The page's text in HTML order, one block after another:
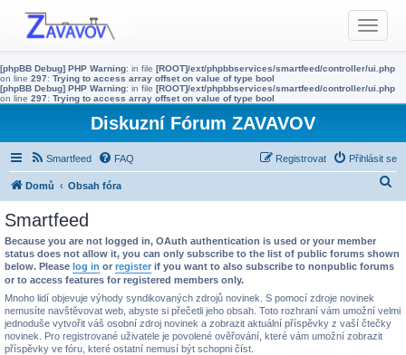
[phpBB Debug] PHP Warning: in file [ROOT]/ext/phpbbservices/smartfeed/controller/ui.php
on line 297: Trying to access array offset on value of type bool
[phpBB Debug] PHP Warning: in file [ROOT]/ext/phpbbservices/smartfeed/controller/ui.php
on line 297: Trying to access array offset on value of type bool
T
o
g
g
l
a
v
t
i
n
Diskuzní Fórum ZAVAVOV
Smartfeed FAQ Přihlásit se
Registrovat
Domů Obsah fóra
d
a
Smartfeed
Because you are not logged in, OAuth authentication is used or your member
status does not allow it, you can only subscribe to the list of public forums shown
below. Please log in or register if you want to also subscribe to nonpublic forums
or to access features for registered members only.
Mnoho lidí objevuje výhody syndikovaných zdrojů novinek. S pomocí zdroje novinek
nemusíte navštěvovat web, abyste si přečetli jeho obsah. Toto rozhraní vám umožní velmi
jednoduše vytvořit váš osobní zdroj novinek a zobrazit aktuální příspěvky z vaší čtečky
novinek. Pro registrované uživatele je povolené ověřování, které vám umožní zobrazit
příspěvky ve fóru, které ostatní nemusí být schopni číst.